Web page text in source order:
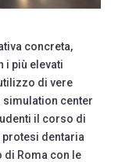
concreta,
i più elevati
di vere
simulation center
il corso di
protesi dentaria
di Roma con le